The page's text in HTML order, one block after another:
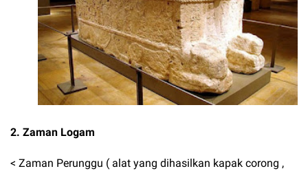
2. Zaman Logam
< Zaman Perunggu ( alat yang dihasilkan kapak corong ,